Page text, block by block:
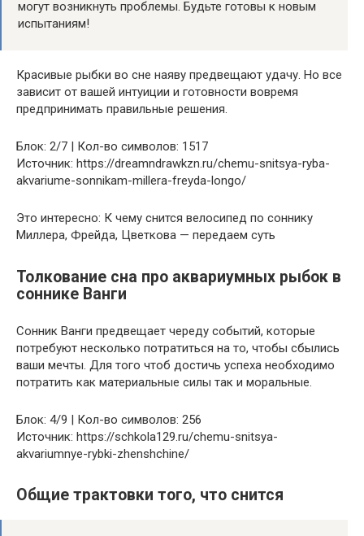
могут возникнуть проблемы. Будьте готовы к новым
испытаниям!
Красивые рыбки во сне наяву предвещают удачу. Но все
зависит от вашей интуиции и готовности вовремя
предпринимать правильные решения.
Блок: 2/7 | Кол-во символов: 1517
Источник: https://dreamndrawkzn.ru/chemu-snitsya-ryba-
akvariume-sonnikam-millera-freyda-longo/
Это интересно: К чему снится велосипед по соннику
Миллера, Фрейда, Цветкова — передаем суть
Толкование сна про аквариумных рыбок в
соннике Ванги
Сонник Ванги предвещает череду событий, которые
потребуют несколько потратиться на то, чтобы сбылись
ваши мечты. Для того чтоб достичь успеха необходимо
потратить как материальные силы так и моральные.
Блок: 4/9 | Кол-во символов: 256
Источник: https://schkola129.ru/chemu-snitsya-
akvariumnye-rybki-zhenshchine/
Общие трактовки того, что снится